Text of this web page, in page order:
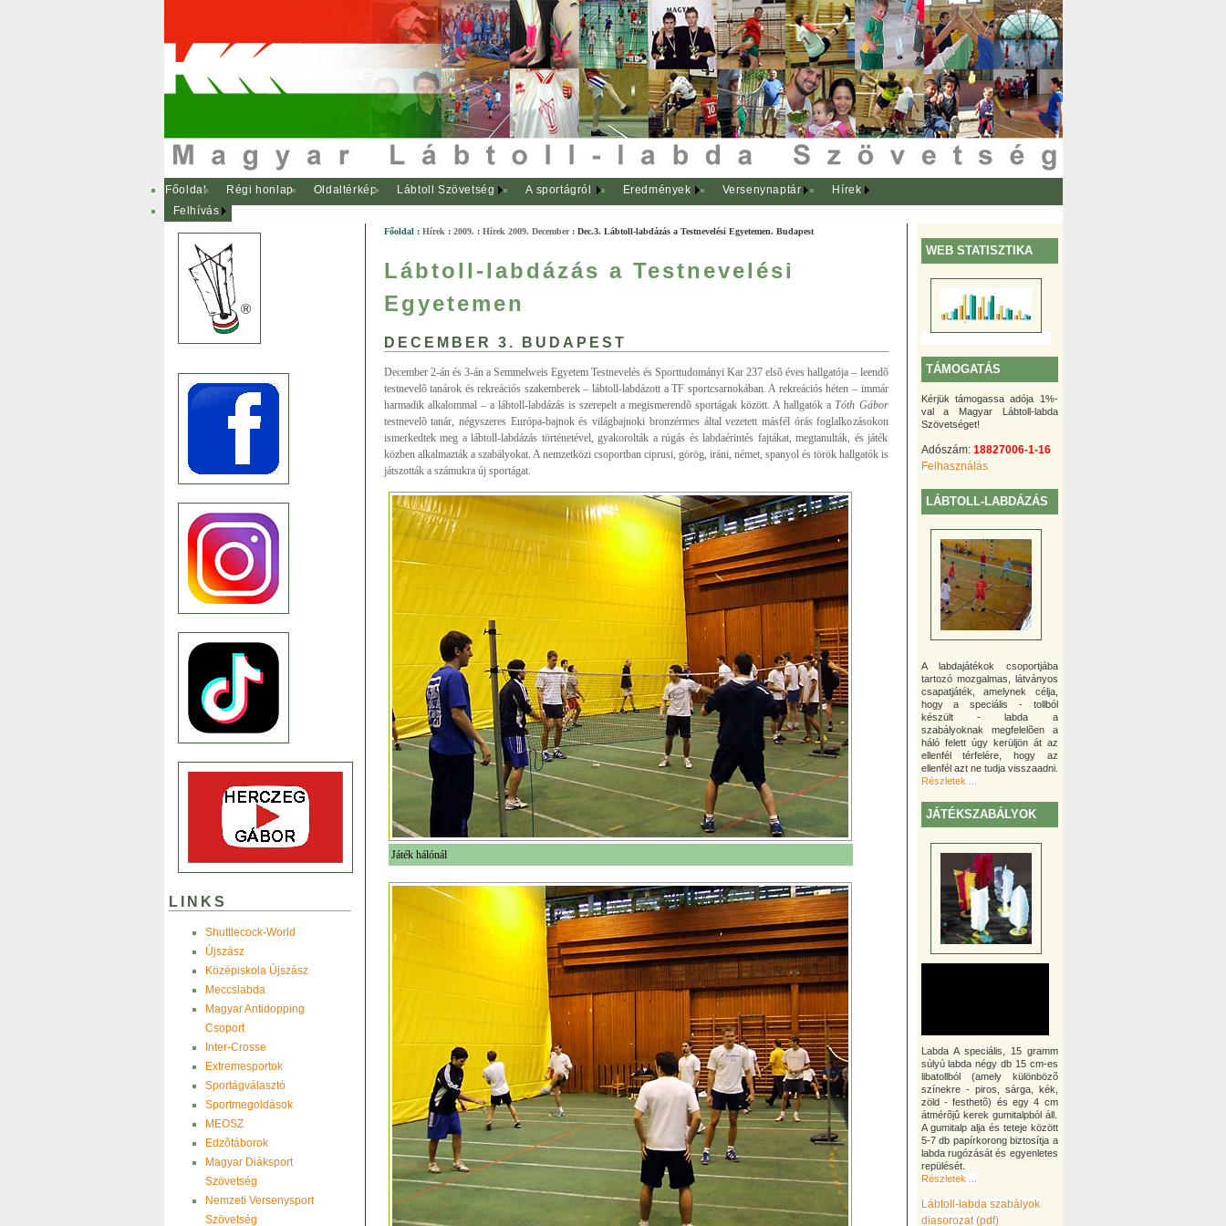
Főoldal Régi honlap Oldaltérkép Lábtoll Szövetség A sportágról Eredmények Versenynaptár
Hírek
Felhívás
LINKS
Shuttlecock-World
Újszász
Középiskola Újszász
Meccslabda
Magyar Antidopping
Csoport
Inter-Crosse
Extremesportok
Sportágválasztó
Sportmegoldások
MEOSZ
Edzõtáborok
Magyar Diáksport
Szövetség
Nemzeti Versenysport
Szövetség
WEB STATISZTIKA
TÁMOGATÁS
Kérjük támogassa adója 1%-
val a Magyar Lábtoll-labda
Szövetséget!
Adószám: 18827006-1-16
Felhasználás
LÁBTOLL-LABDÁZÁS
A labdajátékok csoportjába
tartozó mozgalmas, látványos
csapatjáték, amelynek célja,
hogy a speciális - tollból
készült - labda a
szabályoknak megfelelõen a
háló felett úgy kerüljön át az
ellenfél térfelére, hogy az
ellenfél azt ne tudja visszaadni.
Részletek ...
JÁTÉKSZABÁLYOK
Labda A speciális, 15 gramm
súlyú labda négy db 15 cm-es
libatollból (amely különbözõ
színekre - piros, sárga, kék,
zöld - festhetõ) és egy 4 cm
átmérõjû kerek gumitalpból áll.
A gumitalp alja és teteje között
5-7 db papírkorong biztosítja a
labda rugózását és egyenletes
repülését.
Részletek ...
Lábtoll-labda szabályok
diasorozat (pdf)
Főoldal: Hírek : 2009. : Hírek 2009. December: Dec.3. Lábtoll-labdázás a Testnevelési Egyetemen. Budapest
Lábtoll-labdázás a Testnevelési
Egyetemen
DECEMBER 3. BUDAPEST
December 2-án és 3-án a Semmelweis Egyetem Testnevelés és Sporttudományi Kar 237 elsõ éves hallgatója – leendõ
testnevelõ tanárok és rekreációs szakemberek – lábtoll-labdázott a TF sportcsarnokában. A rekreációs héten – immár
harmadik alkalommal – a lábtoll-labdázás is szerepelt a megismerendõ sportágak között. A hallgatók a Tóth Gábor
testnevelõ tanár, négyszeres Európa-bajnok és világbajnoki bronzérmes által vezetett másfél órás foglalkozásokon
ismerkedtek meg a lábtoll-labdázás történetével, gyakorolták a rúgás és labdaérintés fajtákat, megtanulták, és játék
közben alkalmazták a szabályokat. A nemzetközi csoportban ciprusi, görög, iráni, német, spanyol és török hallgatók is
játszották a számukra új sportágat.
Játék hálónál